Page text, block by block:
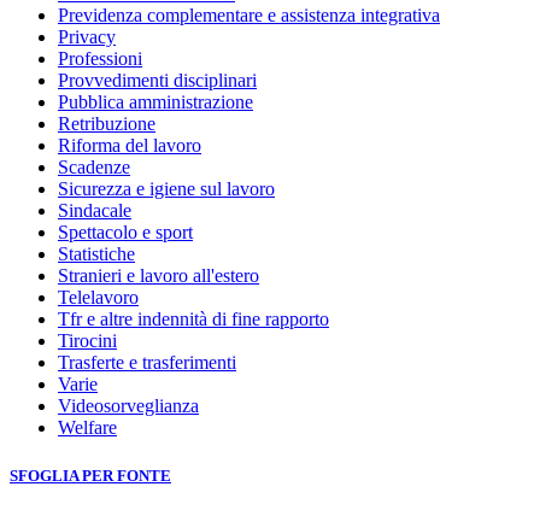
Previdenza complementare e assistenza integrativa
Privacy
Professioni
Provvedimenti disciplinari
Pubblica amministrazione
Retribuzione
Riforma del lavoro
Scadenze
Sicurezza e igiene sul lavoro
Sindacale
Spettacolo e sport
Statistiche
Stranieri e lavoro all'estero
Telelavoro
Tfr e altre indennità di fine rapporto
Tirocini
Trasferte e trasferimenti
Varie
Videosorveglianza
Welfare
SFOGLIA PER FONTE